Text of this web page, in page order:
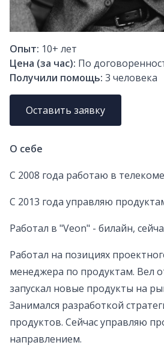
Опыт: 10+ лет
Цена (за час): По
Получили помощь: 3 человека
Оставить заявку
О себе
С 2008 года работаю в
С 2013 года управляю
Работал в "Veon" - билайн,
Работал на позициях
менеджера по продуктам. Вел
запускал новые продукты на
Занимался разработкой
продуктов. Сейчас управляю
направлением.